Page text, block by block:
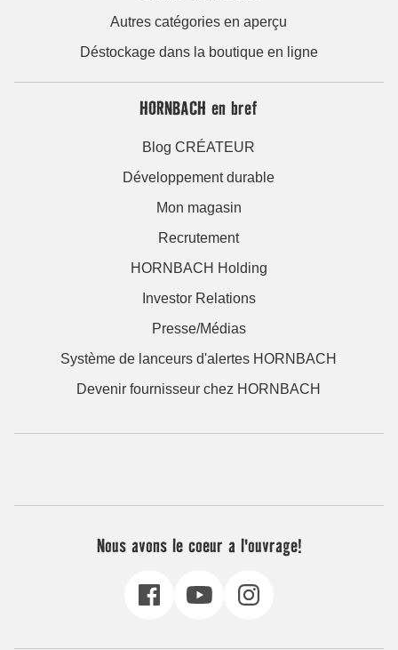
Autres catégories en aperçu
Déstockage dans la boutique en ligne
HORNBACH en bref
Blog CRÉATEUR
Développement durable
Mon magasin
Recrutement
HORNBACH Holding
Investor Relations
Presse/Médias
Système de lanceurs d'alertes HORNBACH
Devenir fournisseur chez HORNBACH
Nous avons le coeur a l'ouvrage!